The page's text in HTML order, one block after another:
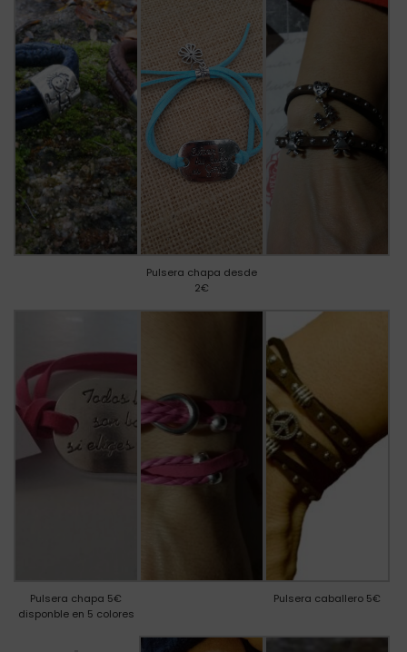
Pulsera chapa desde
2€
Pulsera chapa 5€
disponble en 5 colores
Pulsera caballero 5€